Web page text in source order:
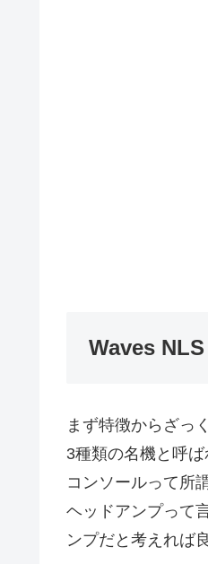
Waves NLS
まず特徴からざっ
3種類の名機と呼
コンソールって所
ヘッドアンプって
ンプだと考えれば